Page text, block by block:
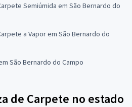
Semiúmida em São Bernardo do
a Vapor em São Bernardo do
São Bernardo do Campo
de Carpete no estado